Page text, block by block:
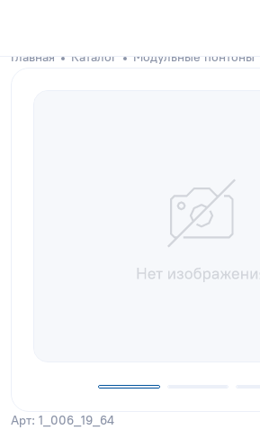
Главная Каталог Модульные понтоны
Арт: 1_006_19_64